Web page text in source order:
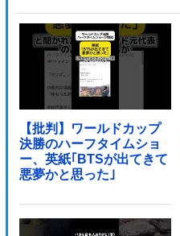
【批判】ワールドカップ
決勝のハーフタイムショ
ー、英紙｢BTSが出てきて
悪夢かと思った｣